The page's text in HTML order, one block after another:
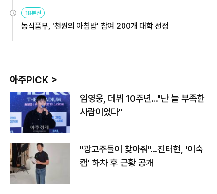
원
18분전
농식품부, '천원의 아침밥' 참여 200개 대학 선정
아주PICK >
임영웅, 데뷔 10주년…"난 늘 부족한
사람이었다"
"광고주들이 찾아줘"…진태현, '이숙
캠' 하차 후 근황 공개